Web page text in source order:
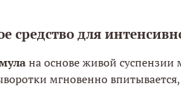
средство для
на основе живой суспензии
мгновенно